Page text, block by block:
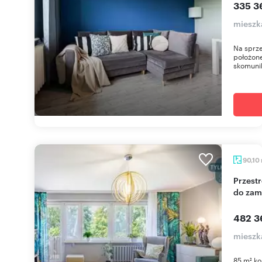
335
Na
90,10
Przestronne 85 m² mieszkanie 4 pokoje, gotowe
do
482
85 m²